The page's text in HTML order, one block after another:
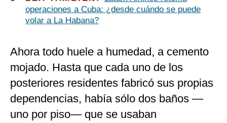
operaciones a Cuba: ¿desde cuándo se puede
volar a La Habana?
Ahora todo huele a humedad, a cemento
mojado. Hasta que cada uno de los
posteriores residentes fabricó sus propias
dependencias, había sólo dos baños —
uno por piso— que se usaban